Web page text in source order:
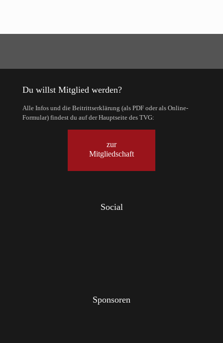
Du willst Mitglied werden?
Alle Infos und die Beitrittserklärung (als PDF oder als Online-
Formular) findest du auf der Hauptseite des TVG:
zur
Mitgliedschaft
Social
Sponsoren